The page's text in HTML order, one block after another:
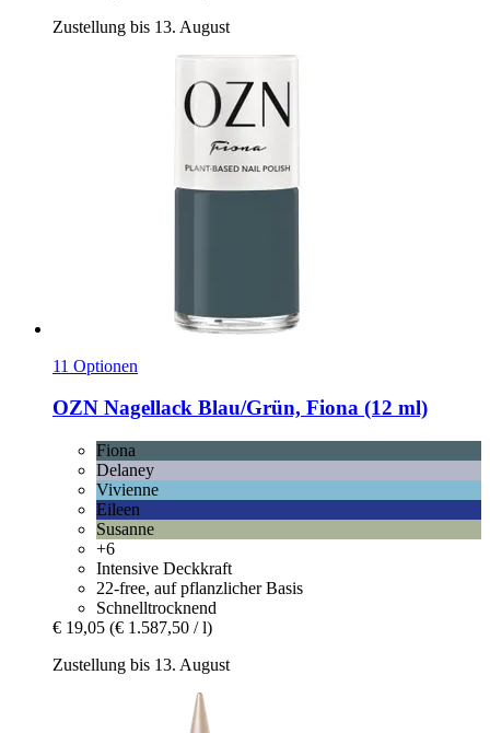
Zustellung bis 13. August
11 Optionen
OZN Nagellack Blau/Grün, Fiona (12 ml)
Fiona
Delaney
Vivienne
Eileen
Susanne
+6
Intensive Deckkraft
22-free, auf pflanzlicher Basis
Schnelltrocknend
€ 19,05 (€ 1.587,50 / l)
Zustellung bis 13. August